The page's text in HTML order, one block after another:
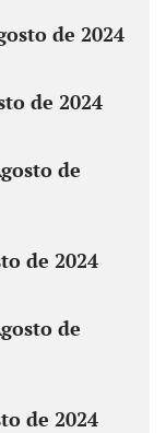
de 2024
de 2024
de
de 2024
de
de 2024